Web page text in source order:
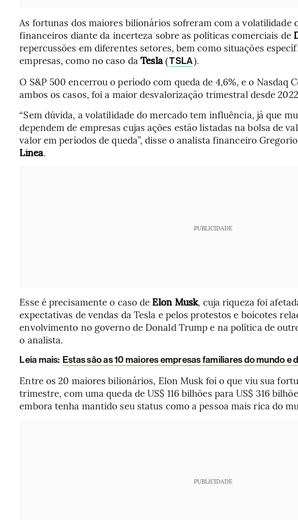
As fortunas dos maiores bilionários sofreram com a volatilidade
financeiros diante da incerteza sobre as políticas comerciais de
repercussões em diferentes setores, bem como situações
empresas, como no caso da Tesla(TSLA).
O S&P 500 encerrou o período com queda de 4,6%, e o Nasdaq
ambos os casos, foi a maior desvalorização trimestral desde
“Sem dúvida, a volatilidade do mercado tem influência, já que
dependem de empresas cujas ações estão listadas na bolsa de
valor em períodos de queda”, disse o analista financeiro
Línea.
PUBLICIDADE
Esse é precisamente o caso de Elon Musk, cuja riqueza foi
expectativas de vendas da Tesla e pelos protestos e boicotes
envolvimento no governo de Donald Trump e na política de
o analista.
Leia mais: Estas são as 10 maiores empresas familiares do mundo e
Entre os 20 maiores bilionários, Elon Musk foi o que viu sua
trimestre, com uma queda de US$ 116 bilhões para US$ 316
embora tenha mantido seu status como a pessoa mais rica do
PUBLICIDADE